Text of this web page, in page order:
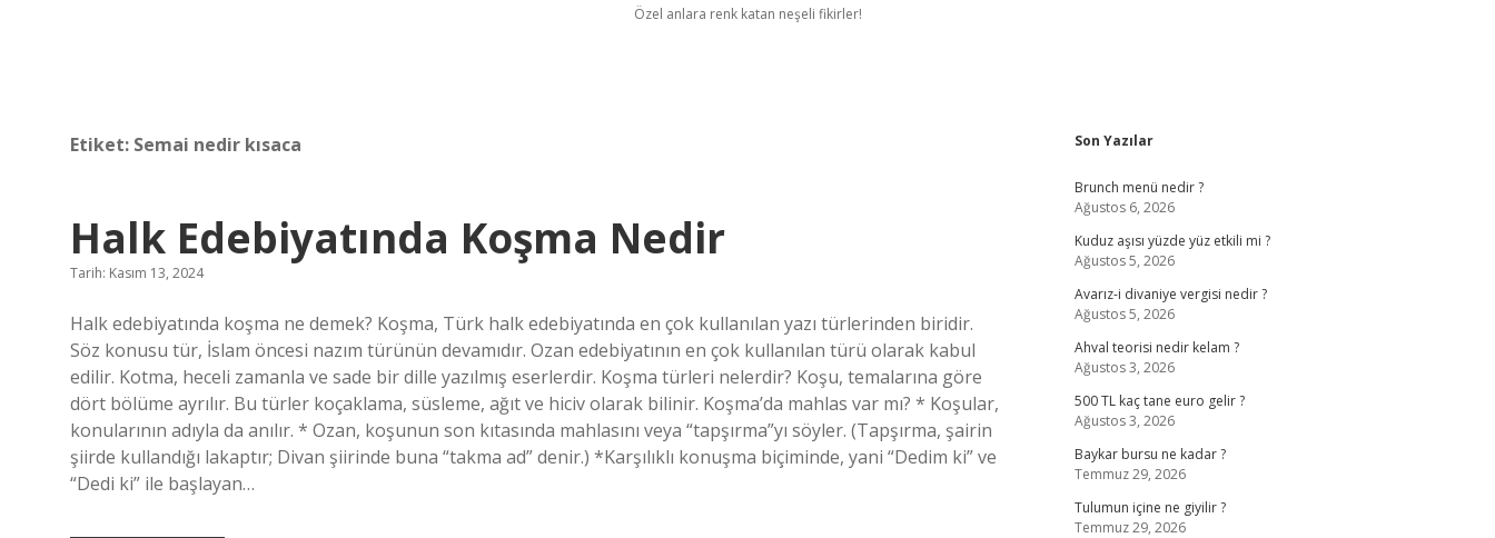
Özel anlara renk katan neşeli fikirler!
Etiket: Semai nedir kısaca
Halk Edebiyatında Koşma Nedir
Tarih: Kasım 13, 2024
Halk edebiyatında koşma ne demek? Koşma, Türk halk edebiyatında en çok kullanılan yazı türlerinden biridir.
Söz konusu tür, İslam öncesi nazım türünün devamıdır. Ozan edebiyatının en çok kullanılan türü olarak kabul
edilir. Kotma, heceli zamanla ve sade bir dille yazılmış eserlerdir. Koşma türleri nelerdir? Koşu, temalarına göre
dört bölüme ayrılır. Bu türler koçaklama, süsleme, ağıt ve hiciv olarak bilinir. Koşma’da mahlas var mı? * Koşular,
konularının adıyla da anılır. * Ozan, koşunun son kıtasında mahlasını veya “tapşırma”yı söyler. (Tapşırma, şairin
şiirde kullandığı lakaptır; Divan şiirinde buna “takma ad” denir.) *Karşılıklı konuşma biçiminde, yani “Dedim ki” ve
“Dedi ki” ile başlayan…
Sidebar
Son Yazılar
Brunch menü nedir ?
Ağustos 6, 2026
Kuduz aşısı yüzde yüz etkili mi ?
Ağustos 5, 2026
Avarız-i divaniye vergisi nedir ?
Ağustos 5, 2026
Ahval teorisi nedir kelam ?
Ağustos 3, 2026
500 TL kaç tane euro gelir ?
Ağustos 3, 2026
Baykar bursu ne kadar ?
Temmuz 29, 2026
Tulumun içine ne giyilir ?
Temmuz 29, 2026